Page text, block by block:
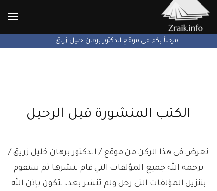
يتم الآن بعون الله تطوير الموقع ...
الكتب المنشورة قبل الرحيل
نعرض في هذا الركن من موقع / الدكتور برهان خليل زريق /
يرحمه الله جميع المؤلفات التي قام بنشرها ثم سنقوم
بتنزيل المؤلفات التي رحل ولم تنشر بعد، لتكون بإذن الله